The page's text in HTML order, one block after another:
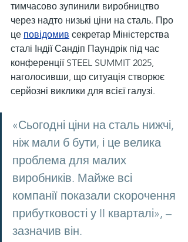
тимчасово зупинили виробництво
через надто низькі ціни на сталь. Про
це повідомив секретар Міністерства
сталі Індії Сандіп Паундрік під час
конференції STEEL SUMMIT 2025,
наголосивши, що ситуація створює
серйозні виклики для всієї галузі.
«Сьогодні ціни на сталь нижчі,
ніж мали б бути, і це велика
проблема для малих
виробників. Майже всі
компанії показали скорочення
прибутковості у II кварталі», –
зазначив він.